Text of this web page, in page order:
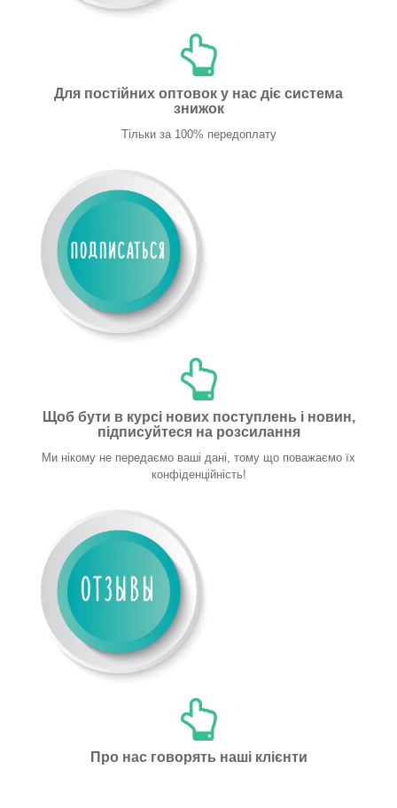
Для постійних оптовок у нас діє система
знижок
Тільки за 100% передоплату
Щоб бути в курсі нових поступлень і новин,
підписуйтеся на розсилання
Ми нікому не передаємо ваші дані, тому що поважаємо їх
конфіденційність!
Про нас говорять наші клієнти